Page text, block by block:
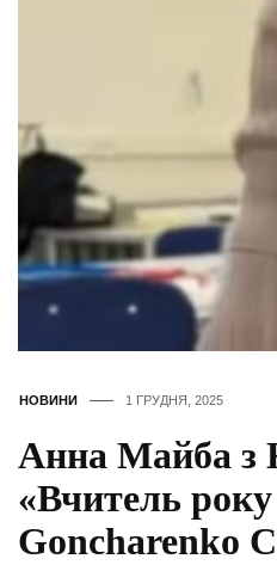
НОВИНИ 1 ГРУДНЯ, 2025
Анна Майба з
«Вчитель року
Goncharenko